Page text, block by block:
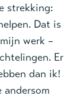
strekking:
Dat is
werk –
Er
dan ik!